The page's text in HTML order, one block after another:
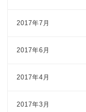
2017年7月
2017年6月
2017年4月
2017年3月